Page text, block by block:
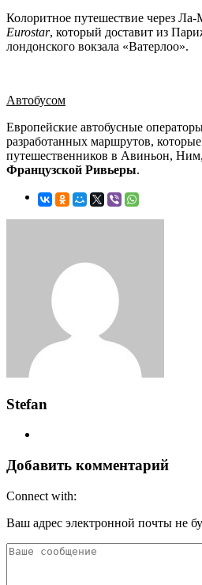
Колоритное путешествие через
Eurostar, который доставит из
лондонского вокзала «Ватерлоо».
Автобусом
Европейские автобусные
разработанных маршрутов, которые
путешественников в Авиньон,
Французской Ривьеры.
Stefan
Добавить комментарий
Connect with:
Ваш адрес электронной почты не